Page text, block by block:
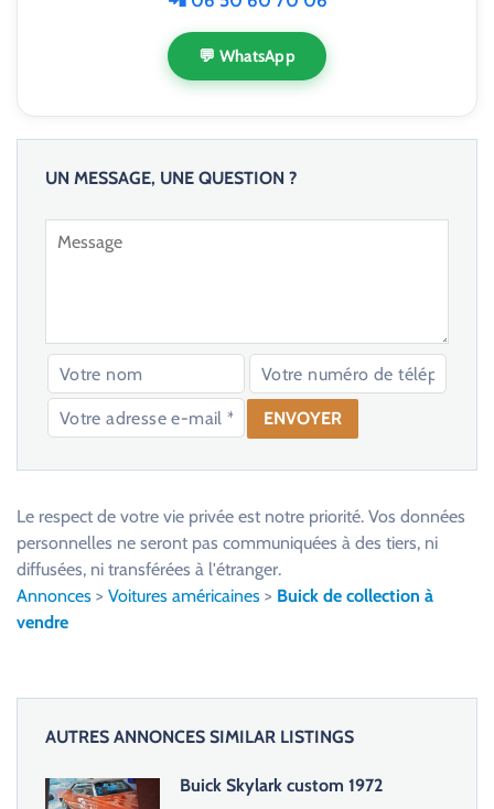
💬 WhatsApp
UN MESSAGE, UNE QUESTION ?
e
s
e
Le respect de votre vie privée est notre priorité. Vos données
personnelles ne seront pas communiquées à des tiers, ni
diffusées, ni transférées à l'étranger.
Annonces > Voitures américaines > Buick de collection à
vendre
AUTRES ANNONCES SIMILAR LISTINGS
Buick Skylark custom 1972